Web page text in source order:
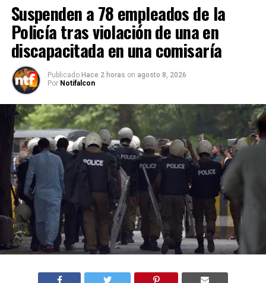
Suspenden a 78 empleados de la
Policía tras violación de una en
discapacitada en una comisaría
Publicado Hace 2 horas on agosto 8, 2026
Por Notifalcon